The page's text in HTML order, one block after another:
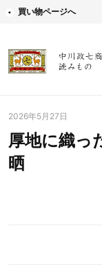
買い物ページへ
2026年5月27日
厚地に織っ
晒